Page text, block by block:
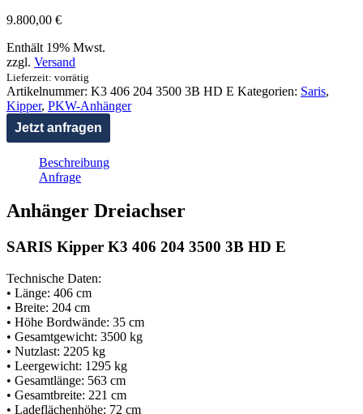
9.800,00 €
Enthält 19% Mwst.
zzgl. Versand
Lieferzeit: vorrätig
Artikelnummer: K3 406 204 3500 3B HD E Kategorien: Saris,
Kipper, PKW-Anhänger
Jetzt anfragen
Beschreibung
Anfrage
Anhänger Dreiachser
SARIS Kipper K3 406 204 3500 3B HD E
Technische Daten:
• Länge: 406 cm
• Breite: 204 cm
• Höhe Bordwände: 35 cm
• Gesamtgewicht: 3500 kg
• Nutzlast: 2205 kg
• Leergewicht: 1295 kg
• Gesamtlänge: 563 cm
• Gesamtbreite: 221 cm
• Ladeflächenhöhe: 72 cm